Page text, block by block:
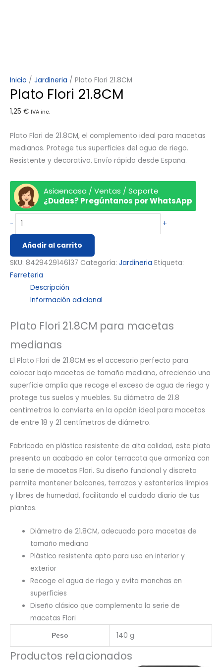
Inicio / Jardineria / Plato Flori 21.8CM
Plato Flori 21.8CM
1,25 € IVA inc.
Plato Flori de 21.8CM, el complemento ideal para macetas
medianas. Protege tus superficies del agua de riego.
Resistente y decorativo. Envío rápido desde España.
Asiaencasa / Ventas / Soporte
¿Dudas? Pregúntanos por WhatsApp
- +
Añadir al carrito
SKU: 8429429146137 Categoría: Jardineria Etiqueta:
Ferreteria
Descripción
Información adicional
Plato Flori 21.8CM para macetas
medianas
El Plato Flori de 21.8CM es el accesorio perfecto para
colocar bajo macetas de tamaño mediano, ofreciendo una
superficie amplia que recoge el exceso de agua de riego y
protege tus suelos y muebles. Su diámetro de 21.8
centímetros lo convierte en la opción ideal para macetas
de entre 18 y 21 centímetros de diámetro.
Fabricado en plástico resistente de alta calidad, este plato
presenta un acabado en color terracota que armoniza con
la serie de macetas Flori. Su diseño funcional y discreto
permite mantener balcones, terrazas y estanterías limpios
y libres de humedad, facilitando el cuidado diario de tus
plantas.
Diámetro de 21.8CM, adecuado para macetas de
tamaño mediano
Plástico resistente apto para uso en interior y
exterior
Recoge el agua de riego y evita manchas en
superficies
Diseño clásico que complementa la serie de
macetas Flori
Peso 140 g
Productos relacionados